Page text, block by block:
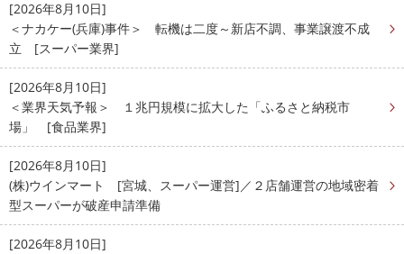
[2026年8月10日]
＜ナカケー(兵庫)事件＞ 転機は二度～新店不調、事業譲渡不成
立 [スーパー業界]
[2026年8月10日]
＜業界天気予報＞ １兆円規模に拡大した「ふるさと納税市
場」 [食品業界]
[2026年8月10日]
(株)ウインマート [宮城、スーパー運営]／２店舗運営の地域密着
型スーパーが破産申請準備
[2026年8月10日]